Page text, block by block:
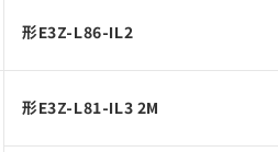
形E3Z-L86-IL2
形E3Z-L81-IL3 2M